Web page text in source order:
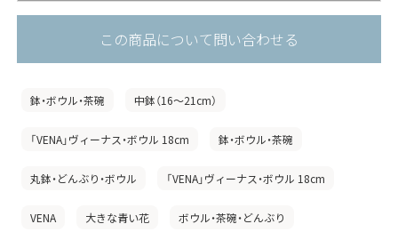
この商品について問い合わせる
鉢・ボウル・茶碗 中鉢（16〜21cm）
「VENA」ヴィーナス・ボウル 18cm 鉢・ボウル・茶碗
丸鉢・どんぶり・ボウル 「VENA」ヴィーナス・ボウル 18cm
VENA 大きな青い花 ボウル・茶碗・どんぶり